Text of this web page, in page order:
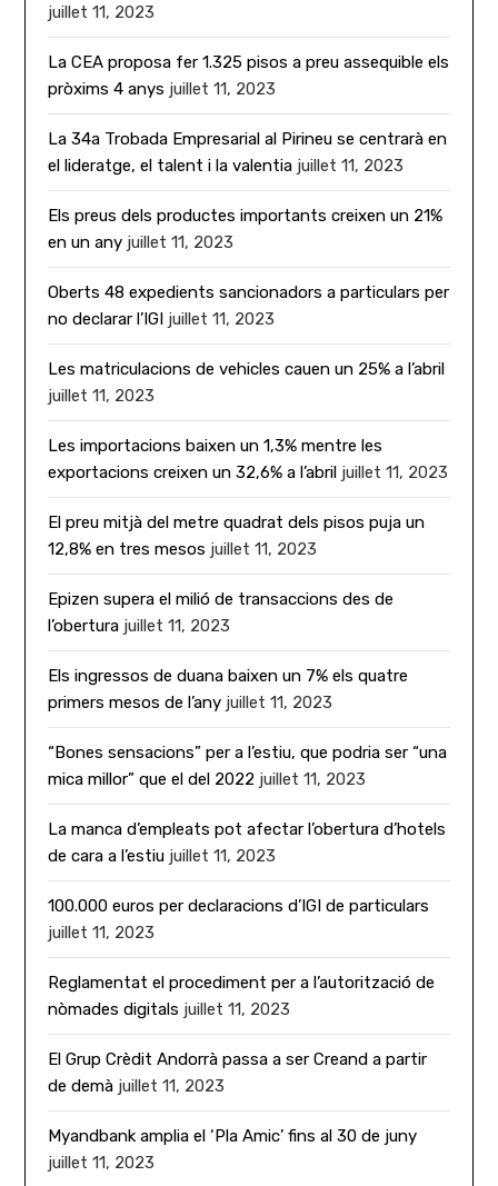
juillet 11, 2023
La CEA proposa fer 1.325 pisos a preu assequible els
pròxims 4 anys juillet 11, 2023
La 34a Trobada Empresarial al Pirineu se centrarà en
el lideratge, el talent i la valentia juillet 11, 2023
Els preus dels productes importants creixen un 21%
en un any juillet 11, 2023
Oberts 48 expedients sancionadors a particulars per
no declarar l’IGI juillet 11, 2023
Les matriculacions de vehicles cauen un 25% a l’abril
juillet 11, 2023
Les importacions baixen un 1,3% mentre les
exportacions creixen un 32,6% a l’abril juillet 11, 2023
El preu mitjà del metre quadrat dels pisos puja un
12,8% en tres mesos juillet 11, 2023
Epizen supera el milió de transaccions des de
l’obertura juillet 11, 2023
Els ingressos de duana baixen un 7% els quatre
primers mesos de l’any juillet 11, 2023
“Bones sensacions” per a l’estiu, que podria ser “una
mica millor” que el del 2022 juillet 11, 2023
La manca d’empleats pot afectar l’obertura d’hotels
de cara a l’estiu juillet 11, 2023
100.000 euros per declaracions d’IGI de particulars
juillet 11, 2023
Reglamentat el procediment per a l’autorització de
nòmades digitals juillet 11, 2023
El Grup Crèdit Andorrà passa a ser Creand a partir
de demà juillet 11, 2023
Myandbank amplia el ‘Pla Amic’ fins al 30 de juny
juillet 11, 2023